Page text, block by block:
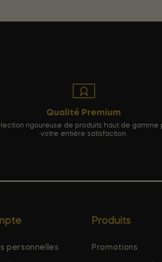
Qualité Premium
rigoureuse de produits haut de gamme
votre entière satisfaction.
personnelles
Produits
Promotions